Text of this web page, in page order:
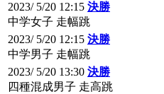
2023/ 5/20 12:15 決勝
中学女子 走幅跳
2023/ 5/20 12:15 決勝
中学男子 走幅跳
2023/ 5/20 13:30 決勝
四種混成男子 走高跳